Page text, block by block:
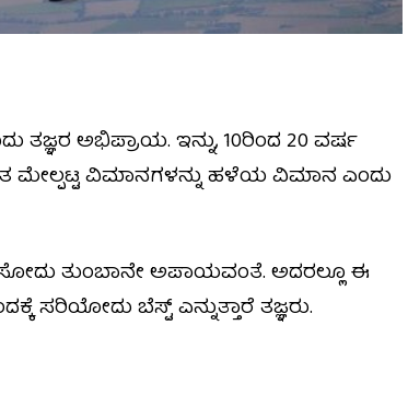
ಅಭಿಪ್ರಾಯ. ಇನ್ನು, 10ರಿಂದ 20 ವರ್ಷ
ಮೇಲ್ಪಟ್ಟ ವಿಮಾನಗಳನ್ನು ಹಳೆಯ ವಿಮಾನ ಎಂದು
ತುಂಬಾನೇ ಅಪಾಯವಂತೆ. ಅದರಲ್ಲೂ ಈ
ಸರಿಯೋದು ಬೆಸ್ಟ್ ಎನ್ನುತ್ತಾರೆ ತಜ್ಞರು.